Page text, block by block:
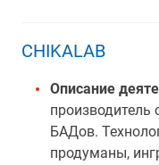
CHIKALAB
Описание
производитель
БАДов.
продуманы,